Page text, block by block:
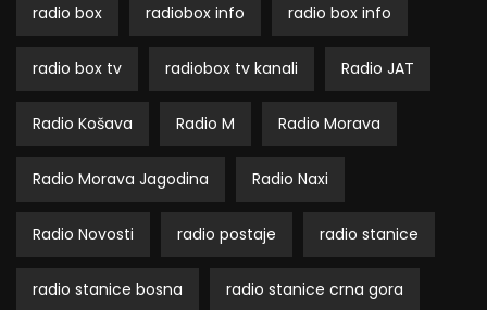
radio box radiobox info radio box info
radio box tv radiobox tv kanali Radio JAT
Radio Košava Radio M Radio Morava
Radio Morava Jagodina Radio Naxi
Radio Novosti radio postaje radio stanice
radio stanice bosna radio stanice crna gora